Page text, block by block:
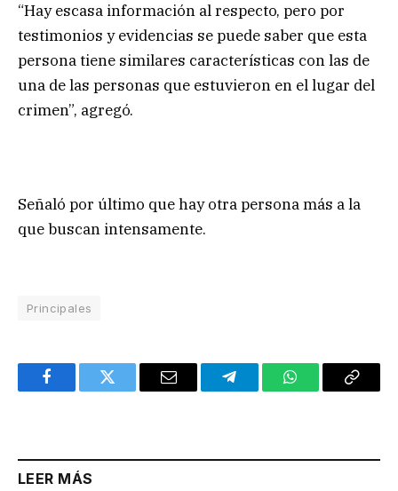
“Hay escasa información al respecto, pero por
testimonios y evidencias se puede saber que esta
persona tiene similares características con las de
una de las personas que estuvieron en el lugar del
crimen”, agregó.
Señaló por último que hay otra persona más a la
que buscan intensamente.
Principales
FacebookTwitter Email TelegramWhatsAppCopy
LEER MÁS